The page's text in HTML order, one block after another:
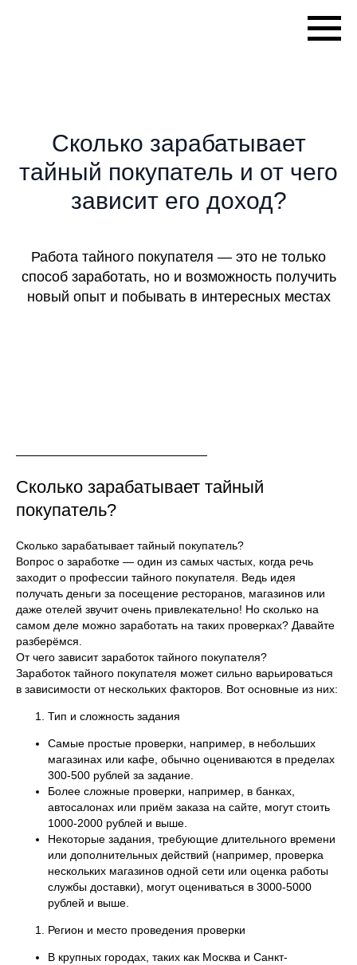
Сколько зарабатывает
тайный покупатель и от чего
зависит его доход?
Работа тайного покупателя — это не только
способ заработать, но и возможность получить
новый опыт и побывать в интересных местах
Сколько зарабатывает тайный
покупатель?
Сколько зарабатывает тайный покупатель?
Вопрос о заработке — один из самых частых, когда речь
заходит о профессии тайного покупателя. Ведь идея
получать деньги за посещение ресторанов, магазинов или
даже отелей звучит очень привлекательно! Но сколько на
самом деле можно заработать на таких проверках? Давайте
разберёмся.
От чего зависит заработок тайного покупателя?
Заработок тайного покупателя может сильно варьироваться
в зависимости от нескольких факторов. Вот основные из них:
Тип и сложность задания
Самые простые проверки, например, в небольших
магазинах или кафе, обычно оцениваются в пределах
300-500 рублей за задание.
Более сложные проверки, например, в банках,
автосалонах или приём заказа на сайте, могут стоить
1000-2000 рублей и выше.
Некоторые задания, требующие длительного времени
или дополнительных действий (например, проверка
нескольких магазинов одной сети или оценка работы
службы доставки), могут оцениваться в 3000-5000
рублей и выше.
Регион и место проведения проверки
В крупных городах, таких как Москва и Санкт-